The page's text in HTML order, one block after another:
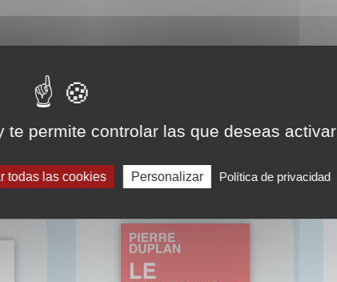
VOUS AUSSI ?
te permite controlar las que deseas activar
todas las cookies Personalizar Política de privacidad